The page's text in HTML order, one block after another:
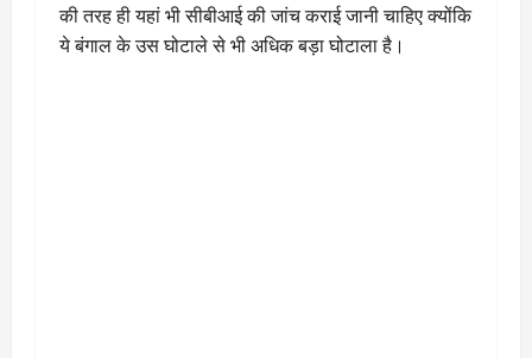
की तरह ही यहां भी सीबीआई की जांच कराई जानी चाहिए क्योंकि
ये बंगाल के उस घोटाले से भी अधिक बड़ा घोटाला है।